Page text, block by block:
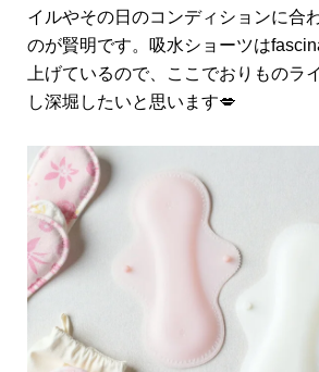
イルやその日のコンディションに合
のが賢明です。吸水ショーツは
上げているので、ここでおりものラ
し深堀したいと思います💋